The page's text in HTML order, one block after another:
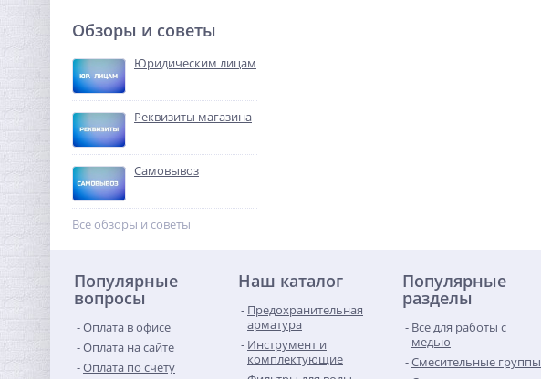
Муфта резьбовая 3/8" x
3/8" (ВР) латунь UNI-FITT
424,00 руб.
-68%
Обзоры и советы
Юридическим лицам
Реквизиты магазина
Самовывоз
Все обзоры и советы
Популярные
вопросы
Оплата в офисе
Оплата на сайте
Оплата по счёту
Наш каталог
Предохранительная
арматура
Инструмент и
комплектующие
Популярные
разделы
Все для работы с
медью
Смесительные группы